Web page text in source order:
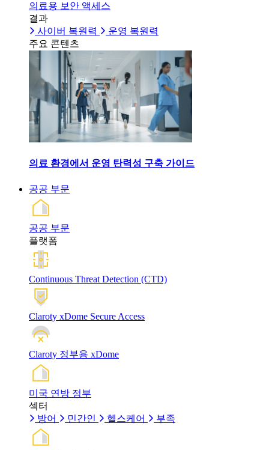
의료용 보안 액세스
결과
사이버 복원력
운영 복원력
주요 콘텐츠
의료 환경에서 운영 탄력성 구축 가이드
공공 부문
공공 부문
플랫폼
Continuous Threat Detection (CTD)
Claroty xDome Secure Access
Claroty 정부용 xDome
미국 연방 정부
섹터
방어
민간인 헬스케어 부족